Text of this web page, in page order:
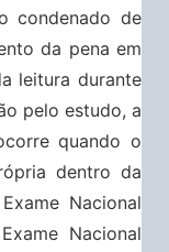
condenado de
da pena em
leitura durante
pelo estudo, a
quando o
dentro da
Nacional
Nacional